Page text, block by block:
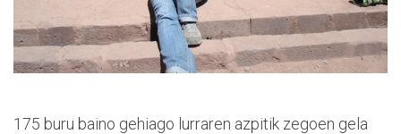
175 buru baino gehiago lurraren azpitik zegoen gela